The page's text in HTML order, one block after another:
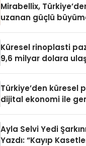
Mirabellix,
uzanan güçlü
Küresel rinoplasti
9,6 milyar dolara
Türkiye’den küresel
dijital ekonomi ile
Ayla Selvi Yedi
Yazdı: “Kayıp